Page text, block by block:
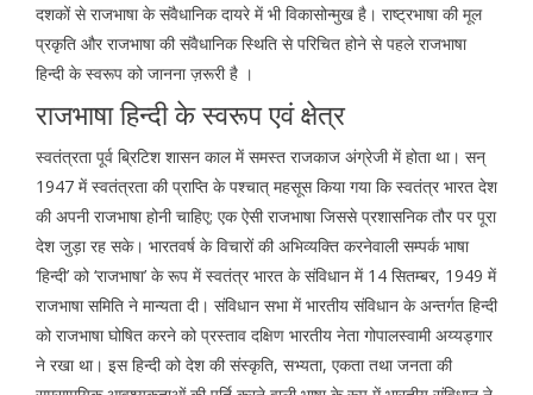
दशकों से राजभाषा के संवैधानिक दायरे में भी विकासोन्मुख है। राष्ट्रभाषा की मूल
प्रकृति और राजभाषा की संवैधानिक स्थिति से परिचित होने से पहले राजभाषा
हिन्दी के स्वरूप को जानना ज़रूरी है ।
राजभाषा हिन्दी के स्वरूप एवं क्षेत्र
स्वतंत्रता पूर्व ब्रिटिश शासन काल में समस्त राजकाज अंग्रेजी में होता था। सन्
1947 में स्वतंत्रता की प्राप्ति के पश्चात् महसूस किया गया कि स्वतंत्र भारत देश
की अपनी राजभाषा होनी चाहिए; एक ऐसी राजभाषा जिससे प्रशासनिक तौर पर पूरा
देश जुड़ा रह सके। भारतवर्ष के विचारों की अभिव्यक्ति करनेवाली सम्पर्क भाषा
‘हिन्दी’ को ‘राजभाषा’ के रूप में स्वतंत्र भारत के संविधान में 14 सितम्बर, 1949 में
राजभाषा समिति ने मान्यता दी। संविधान सभा में भारतीय संविधान के अन्तर्गत हिन्दी
को राजभाषा घोषित करने को प्रस्ताव दक्षिण भारतीय नेता गोपालस्वामी अय्यड्गार
ने रखा था। इस हिन्दी को देश की संस्कृति, सभ्यता, एकता तथा जनता की